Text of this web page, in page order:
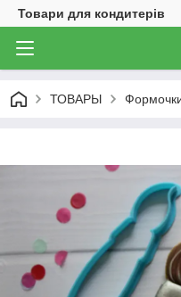
Товари для кондитерів
ТОВАРЫ